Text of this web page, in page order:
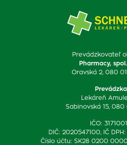
Prevádzkovateľ
Pharmacy,
Oravská 2, 080
Prevádzka
Lekáreň
Sabinovská 15, 080
IČO:
DIČ: 2020547100, IČ
Číslo účtu: SK28 0200